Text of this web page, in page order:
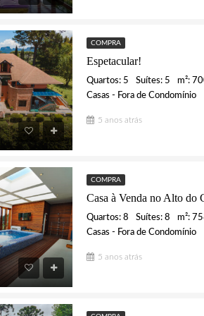
COMPRA
Espetacular!
Quartos: 5 Suítes: 5
m²:
Casas - Fora de Condomínio
5 anos atrás
COMPRA
Quartos: 8 Suítes: 8
m²:
Casas - Fora de Condomínio
5 anos atrás